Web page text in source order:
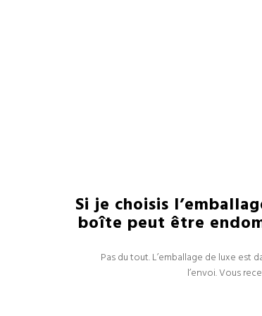
Si je choisis
boîte peut être
Pas du tout. L’emballage de luxe
l’envoi. Vous